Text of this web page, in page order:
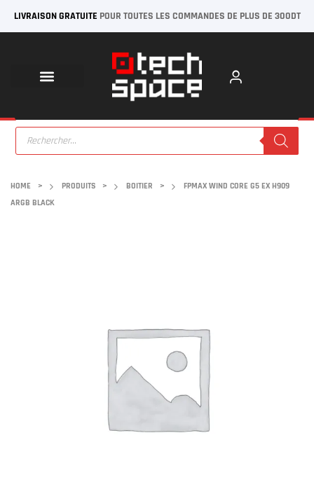
LIVRAISON GRATUITE POUR TOUTES LES COMMANDES DE PLUS DE 300DT
HOME > PRODUITS > BOITIER >
FPMAX WIND CORE G5 EX H909
ARGB BLACK